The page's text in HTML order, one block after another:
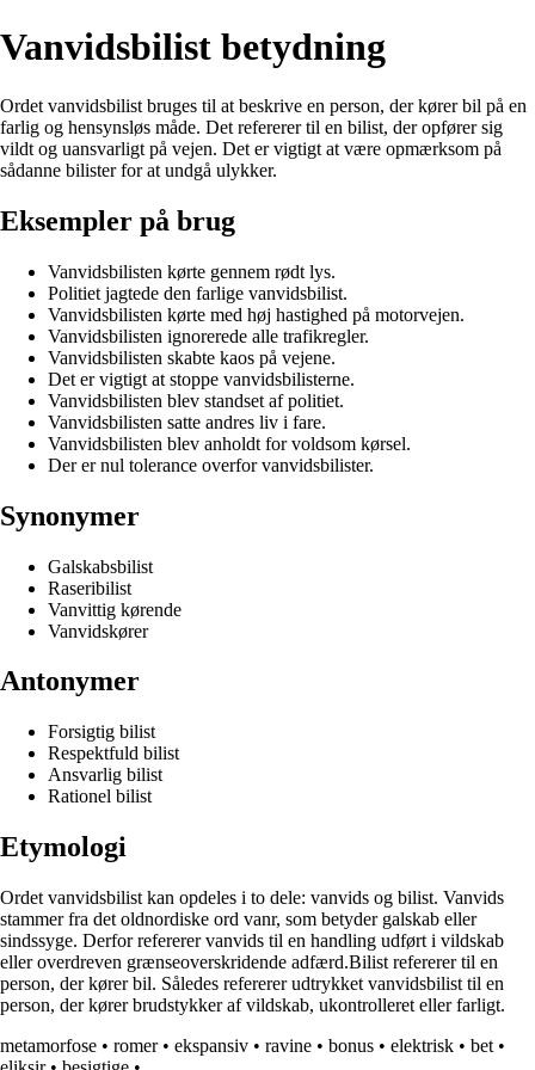
Vanvidsbilist betydning
Ordet vanvidsbilist bruges til at beskrive en person, der kører bil på en
farlig og hensynsløs måde. Det refererer til en bilist, der opfører sig
vildt og uansvarligt på vejen. Det er vigtigt at være opmærksom på
sådanne bilister for at undgå ulykker.
Eksempler på brug
Vanvidsbilisten kørte gennem rødt lys.
Politiet jagtede den farlige vanvidsbilist.
Vanvidsbilisten kørte med høj hastighed på motorvejen.
Vanvidsbilisten ignorerede alle trafikregler.
Vanvidsbilisten skabte kaos på vejene.
Det er vigtigt at stoppe vanvidsbilisterne.
Vanvidsbilisten blev standset af politiet.
Vanvidsbilisten satte andres liv i fare.
Vanvidsbilisten blev anholdt for voldsom kørsel.
Der er nul tolerance overfor vanvidsbilister.
Synonymer
Galskabsbilist
Raseribilist
Vanvittig kørende
Vanvidskører
Antonymer
Forsigtig bilist
Respektfuld bilist
Ansvarlig bilist
Rationel bilist
Etymologi
Ordet vanvidsbilist kan opdeles i to dele: vanvids og bilist. Vanvids
stammer fra det oldnordiske ord vanr, som betyder galskab eller
sindssyge. Derfor refererer vanvids til en handling udført i vildskab
eller overdreven grænseoverskridende adfærd.Bilist refererer til en
person, der kører bil. Således refererer udtrykket vanvidsbilist til en
person, der kører brudstykker af vildskab, ukontrolleret eller farligt.
metamorfose • romer• ekspansiv • ravine • bonus • elektrisk • bet •